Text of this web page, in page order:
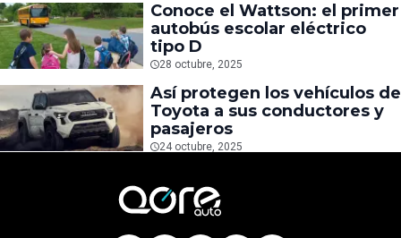
Conoce el Wattson: el primer
autobús escolar eléctrico
tipo D
28 octubre, 2025
Así protegen los vehículos de
Toyota a sus conductores y
pasajeros
24 octubre, 2025